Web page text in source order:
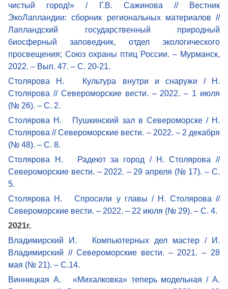
чистый город!» / Г.В. Сажинова // Вестник
ЭкоЛапландии: сборник региональных материалов //
Лапландский государственный природный
биосферный заповедник, отдел экологического
просвещения; Союз охраны птиц России. – Мурманск,
2022. – Вып. 47. – С. 20-21.
Столярова Н. Культура внутри и снаружи / Н.
Столярова // Североморские вести. – 2022. – 1 июля
(№ 26). – С. 2.
Столярова Н. Пушкинский зал в Североморске / Н.
Столярова // Североморские вести. – 2022. – 2 декабря
(№ 48). – С. 8.
Столярова Н. Радеют за город / Н. Столярова //
Североморские вести. – 2022. – 29 апреля (№ 17). – С.
5.
Столярова Н. Спросили у главы / Н. Столярова //
Североморские вести. – 2022. – 22 июля (№ 29). – С. 4.
2021г.
Владимирский И. Компьютерных дел мастер / И.
Владимирский // Североморские вести. – 2021. – 28
мая (№ 21). – С.14.
Винницкая А. «Михалковка» теперь модельная / А.